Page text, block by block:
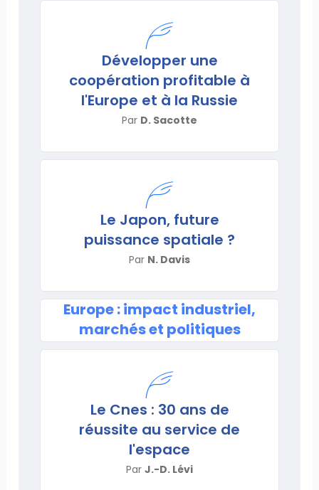
Développer une
coopération profitable à
l'Europe et à la Russie
Par D. Sacotte
Le Japon, future
puissance spatiale ?
Par N. Davis
Europe : impact industriel,
marchés et politiques
Le Cnes : 30 ans de
réussite au service de
l'espace
Par J.-D. Lévi